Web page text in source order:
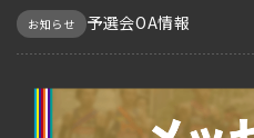
お知らせ 予選会OA情報